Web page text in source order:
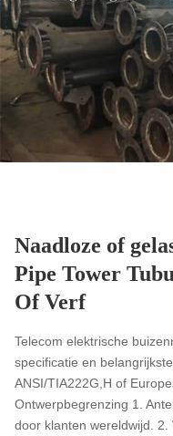
Naadloze of
Pipe Tower
Of Verf
Telecom elektrische
specificatie en
ANSI/TIA222G,H of
Ontwerpbegrenzing 1.
door klanten wereldwijd.